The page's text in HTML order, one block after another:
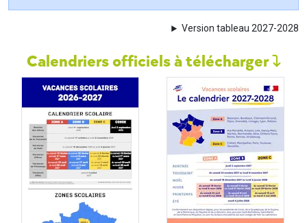
Version tableau 2027-2028
Calendriers officiels à télécharger